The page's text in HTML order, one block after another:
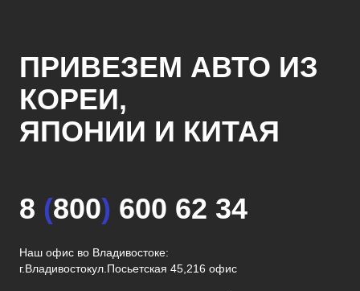
ПРИВЕЗЕМ АВТО ИЗ
КОРЕИ,
ЯПОНИИ И КИТАЯ
8 (800) 600 62 34
Наш офис во Владивостоке:
г.Владивостокул.Посьетская 45,216 офис